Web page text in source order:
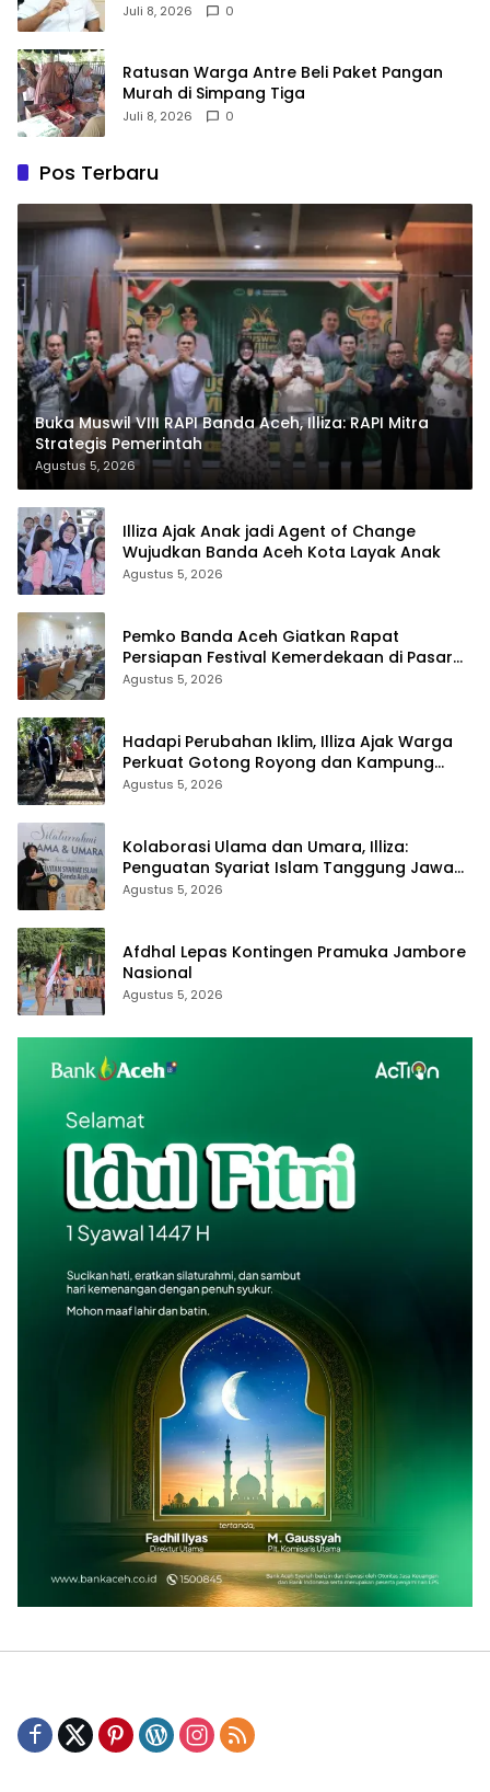
Juli 8, 2026 0
Ratusan Warga Antre Beli Paket Pangan
Murah di Simpang Tiga
Juli 8, 2026 0
Pos Terbaru
Buka Muswil VIII RAPI Banda Aceh, Illiza: RAPI Mitra
Strategis Pemerintah
Agustus 5, 2026
Illiza Ajak Anak jadi Agent of Change
Wujudkan Banda Aceh Kota Layak Anak
Agustus 5, 2026
Pemko Banda Aceh Giatkan Rapat
Persiapan Festival Kemerdekaan di Pasar
Atjeh
Agustus 5, 2026
Hadapi Perubahan Iklim, Illiza Ajak Warga
Perkuat Gotong Royong dan Kampung
Proklim
Agustus 5, 2026
Kolaborasi Ulama dan Umara, Illiza:
Penguatan Syariat Islam Tanggung Jawab
Bersama
Agustus 5, 2026
Afdhal Lepas Kontingen Pramuka Jambore
Nasional
Agustus 5, 2026